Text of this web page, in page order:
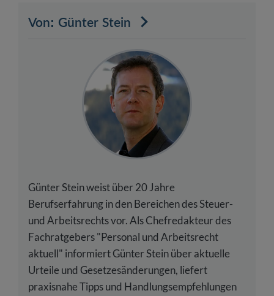
Von: Günter Stein
Günter Stein weist über 20 Jahre
Berufserfahrung in den Bereichen des Steuer-
und Arbeitsrechts vor. Als Chefredakteur des
Fachratgebers "Personal und Arbeitsrecht
aktuell" informiert Günter Stein über aktuelle
Urteile und Gesetzesänderungen, liefert
praxisnahe Tipps und Handlungsempfehlungen